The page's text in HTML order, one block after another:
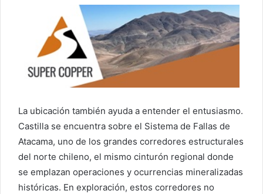
La ubicación también ayuda a entender el entusiasmo.
Castilla se encuentra sobre el Sistema de Fallas de
Atacama, uno de los grandes corredores estructurales
del norte chileno, el mismo cinturón regional donde
se emplazan operaciones y ocurrencias mineralizadas
históricas. En exploración, estos corredores no